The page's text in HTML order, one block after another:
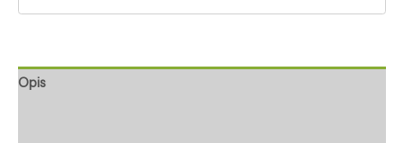
Opis